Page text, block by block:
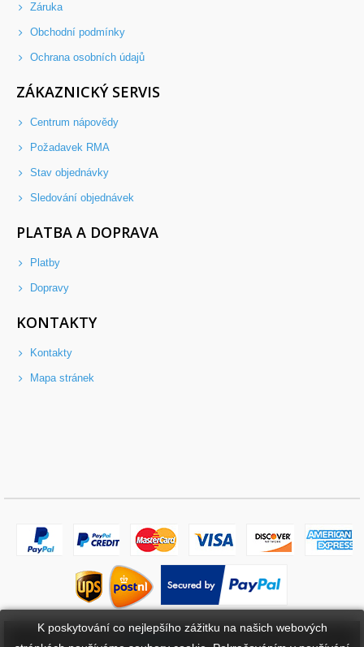
Záruka
Obchodní podmínky
Ochrana osobních údajů
ZÁKAZNICKÝ SERVIS
Centrum nápovědy
Požadavek RMA
Stav objednávky
Sledování objednávek
PLATBA A DOPRAVA
Platby
Dopravy
KONTAKTY
Kontakty
Mapa stránek
K poskytování co nejlepšího zážitku na našich webových